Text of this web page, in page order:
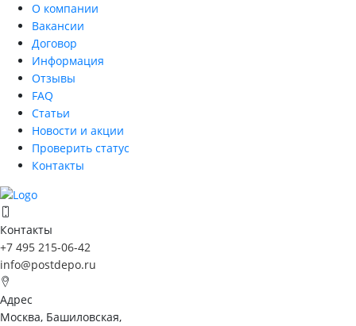
О компании
Вакансии
Договор
Информация
Отзывы
FAQ
Статьи
Новости и акции
Проверить статус
Контакты
Контакты
+7 495 215-06-42
info@postdepo.ru
Адрес
Москва, Башиловская,